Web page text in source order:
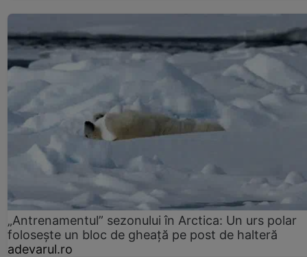
„Antrenamentul” sezonului în Arctica: Un urs polar
folosește un bloc de gheață pe post de halteră
adevarul.ro